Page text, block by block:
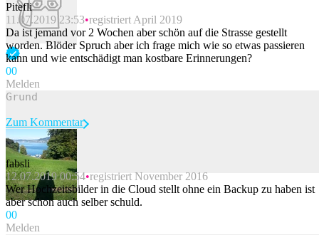
Pitefli
11.07.2019 23:53 registriert April 2019
Da ist jemand vor 2 Wochen aber schön auf die Strasse gestellt
worden. Blöder Spruch aber ich frage mich wie so etwas passieren
kann und wie entschädigt man kostbare Erinnerungen?
00
Melden
Beitrag melden
Zum Kommentar
fabsli
12.07.2019 00:54 registriert November 2016
Wer Hochzeitsbilder in die Cloud stellt ohne ein Backup zu haben ist
aber schon auch selber schuld.
00
Melden